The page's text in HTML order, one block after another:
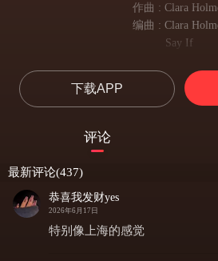
作曲 : Clara
编曲 : Clara
Say If
Say if I failed today
如果，我真的失败
Will you still be proud
你愿意为我照亮前方
如果，我的卧室
下载APP
评论
最新评论(437)
恭喜我发财yes
2026年6月17日
特别像上海的感觉